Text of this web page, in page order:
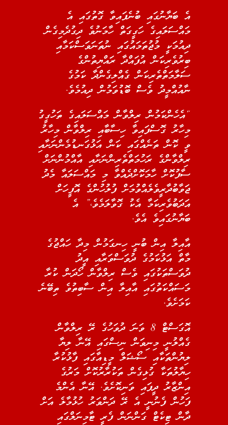
އެ ބަޔާނުގައި ބުނެފައިވާ ގޮތުގައި އެ
މައްސަލައިގެ ހަގީގަތް ހާމަނުވެ ދިގުދެމިގެން
ދިއުމަކީ މުޖުތަމައުގައި ނުތަނަވަސްކަމާއި
ބިރުވެރިކަން އުފައްދާ ރައްޔިތުންގެ
ސަލާމަތްތެރިކަން ގެއްލިގެންދާ ކަމުގެ
ނާއުއްމީދު ވެސް ބޮޑުވަމުން ދިއުމެވެ.
“އެހެންކަމުން ރިލްވާން މައްސަލައިގެ ތަހުގީގު
މިހާރު ގޮސްފައިވާ ހިސާބާއި ރިލްވާން މިހާރު
ވީ ކޮން ތަނެއްގައި ކަން އަޅުގަނޑުމެންނަށާއި
ރިލްވާންގެ ރަހުމަތްތެރިންނަށާއި އާއްމުންނަށް
ސާފުކޮށް ހާމަކޮށްދެއްވާ މި މައްސަލައާ މެދު
ޖަވާބުދާރީވެލެއްވުމަށް ފުލުހުންގެ އޮފީހަށް
އަދަބުވެރިކަމާ އެކު ގޮވާލަމެވެ،” އެ
ބަޔާނުގައިވެ އެވެ.
އާއިލާ އިން ބުނީ ހިނގަމުން މިދާ ހައްޖުގެ
މާތް އަޅުކަމުގެ ދުވަސްވަރާއި އީދު
ދުވަސްތަކުގައި ވެސް ރިލްވާން ހޯދަން ކުރާ
މަސައްކަތުގައި އާއިލާ އިން ސާބިތުވެ ތިބޭނެ
ކަމަށެވެ.
އޮގަސްޓް 8 ވަނަ ދުވަހުގެ ރޭ ރިލްވާން
ގެއްލުނީ މިނިވަން ނިސްގައި އޭނާ ލިޔާ
ލިޔުންތަކާއި ސޯޝަލް މީޑިއާގައި ފާޅުކުރާ
ހިޔާލުތަކާ ގުޅިގެން ތަކުރާރުކޮށް މަރުގެ
އިންޒާރު ދީފައި ވަނިކޮށެވެ. އޭނާ އެންމެ
ފަހުން ފެނުނީ އެ ރޭ ދަންވަރު ހުޅުމާލެ އަށް
ދާން ޓިކެޓް ގަންނަން ފެރީ ޓާމިނަލްގައި